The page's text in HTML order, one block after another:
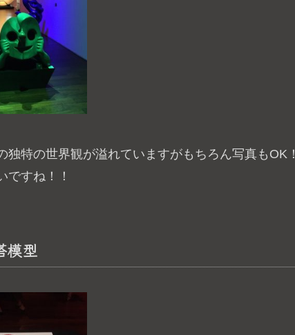
独特の世界観が溢れていますがもちろん写真もOK！
すね！！
模型